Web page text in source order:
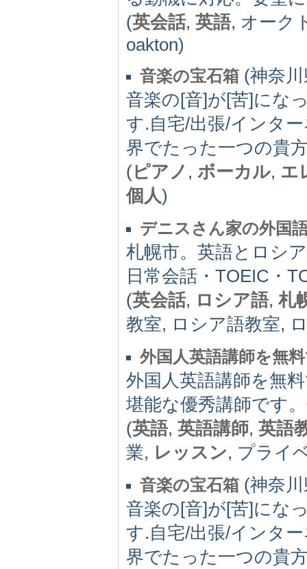
(英会話, 英語, オーク
oakton)
音楽の宝石箱 (神奈
音楽の[音]が[苦]にな
す.自宅/出張/インタ
界でたった一つの貴
(ピアノ , ボーカル, エ
個人)
デニスさん家の外国
札幌市。英語とロシ
日常会話・TOEIC・
(英会話, ロシア語, 札
教室, ロシア語教室,
外国人英語講師を無
外国人英語講師を無
堪能な優秀講師です
(英語, 英語講師, 英語
業, レッスン, プライ
音楽の宝石箱 (神奈
音楽の[音]が[苦]にな
す.自宅/出張/インタ
界でたった一つの貴